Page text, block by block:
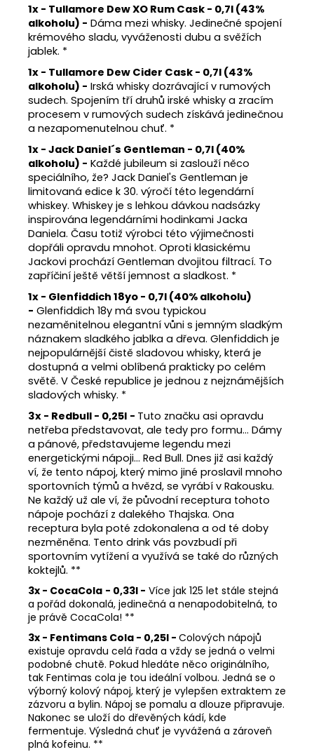
1x - Tullamore Dew XO Rum Cask - 0,7l (43%
alkoholu) - Dáma mezi whisky. Jedinečné spojení
krémového sladu, vyváženosti dubu a svěžích
jablek. *
1x - Tullamore Dew Cider Cask - 0,7l (43%
alkoholu) - Irská whisky dozrávající v rumových
sudech. Spojením tří druhů irské whisky a zracím
procesem v rumových sudech získává jedinečnou
a nezapomenutelnou chuť. *
1x - Jack Daniel´s Gentleman - 0,7l (40%
alkoholu) - Každé jubileum si zaslouží něco
speciálního, že? Jack Daniel's Gentleman je
limitovaná edice k 30. výročí této legendární
whiskey. Whiskey je s lehkou dávkou nadsázky
inspirována legendárními hodinkami Jacka
Daniela. Času totiž výrobci této výjimečnosti
dopřáli opravdu mnohot. Oproti klasickému
Jackovi prochází Gentleman dvojitou filtrací. To
zapříčiní ještě větší jemnost a sladkost. *
1x - Glenfiddich 18yo - 0,7l (40% alkoholu)
- Glenfiddich 18y má svou typickou
nezaměnitelnou elegantní vůni s jemným sladkým
náznakem sladkého jablka a dřeva. Glenfiddich je
nejpopulárnější čistě sladovou whisky, která je
dostupná a velmi oblíbená prakticky po celém
světě. V České republice je jednou z nejznámějších
sladových whisky. *
3x - Redbull - 0,25l - Tuto značku asi opravdu
netřeba představovat, ale tedy pro formu… Dámy
a pánové, představujeme legendu mezi
energetickými nápoji… Red Bull. Dnes již asi každý
ví, že tento nápoj, který mimo jiné proslavil mnoho
sportovních týmů a hvězd, se vyrábí v Rakousku.
Ne každý už ale ví, že původní receptura tohoto
nápoje pochází z dalekého Thajska. Ona
receptura byla poté zdokonalena a od té doby
nezměněna. Tento drink vás povzbudí při
sportovním vytížení a využívá se také do různých
koktejlů. **
3x - CocaCola - 0,33l - Více jak 125 let stále stejná
a pořád dokonalá, jedinečná a nenapodobitelná, to
je právě CocaCola! **
3x - Fentimans Cola - 0,25l - Colových nápojů
existuje opravdu celá řada a vždy se jedná o velmi
podobné chutě. Pokud hledáte něco originálního,
tak Fentimas cola je tou ideální volbou. Jedná se o
výborný kolový nápoj, který je vylepšen extraktem ze
zázvoru a bylin. Nápoj se pomalu a dlouze připravuje.
Nakonec se uloží do dřevěných kádí, kde
fermentuje. Výsledná chuť je vyvážená a zároveň
plná kofeinu. **